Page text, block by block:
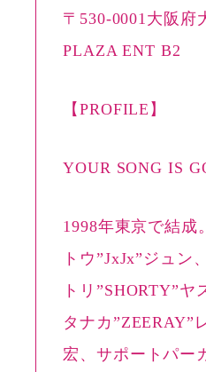
〒530-0001大阪
PLAZA ENT B2
【PROFILE】
YOUR SONG IS
1998年東京で結
トウ”JxJx”ジュ
トリ”SHORTY”
タナカ”ZEERAY”
宏、サポートパー